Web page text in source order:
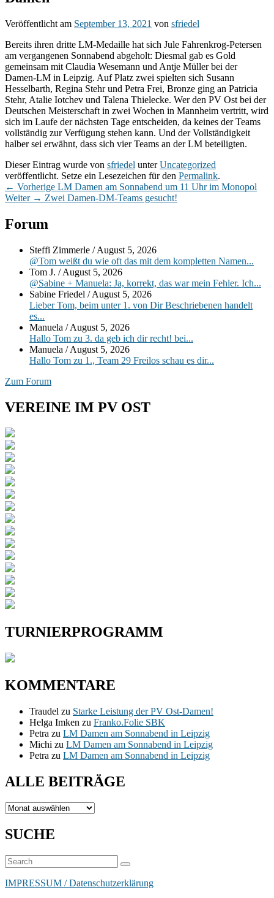
Veröffentlicht am September 13, 2021 von sfriedel
Bereits ihren dritte LM-Medaille hat sich Jule Fahrenkrog-Petersen
am vergangenen Sonnabend abgeholt: Diesmal gab es Gold
gemeinsam mit Claudia Wesemann und Antje Müller bei der
Damen-LM in Leipzig. Auf Platz zwei spielten sich Susann
Hesselbarth, Regina Stehr und Petra Frei, Bronze ging an Patricia
Stehr, Atalie Iotchev und Talena Thielecke. Wer den PV Ost bei der
Deutschen Meisterschaft in zwei Wochen in Mannheim vertritt, wird
sich im Laufe der nächsten Tage entscheiden, da keines der Teams
vollständig zur Verfügung stehen kann. Und der Vollständigkeit
halber sei erwähnt, dass sich vier Teams an der LM beteiligten.
Dieser Eintrag wurde von sfriedel unterUncategorized
veröffentlicht. Setze ein Lesezeichen für den Permalink.
Beitragsnavigation
← Vorherige Vorheriger
Beitrag:
LM Damen am Sonnabend um 11 Uhr im Monopol
Weiter → Nächster
Zwei Damen-DM-Teams gesucht!
Primärer
Widgetbereich
Forum
Steffi Zimmerle /August 5, 2026
@Tom weißt du wie oft das mit dem kompletten Namen...
Tom J. /August 5, 2026
@Sabine + Manuela: Ja, korrekt, das war mein Fehler. Ich...
Sabine Friedel /August 5, 2026
Lieber Tom, beim unter 1. von Dir Beschriebenen handelt
es...
Manuela /August 5, 2026
Hallo Tom zu 3. da geb ich dir recht! bei...
Manuela /August 5, 2026
Hallo Tom zu 1., Team 29 Freilos schau es dir...
Zum Forum
VEREINE IM PV OST
TURNIERPROGRAMM
KOMMENTARE
Traudel zu Starke Leistung der PV Ost-Damen!
Helga Imken zu Franko.Folie SBK
Petra zu LM Damen am Sonnabend in Leipzig
Michi zu LM Damen am Sonnabend in Leipzig
Petra zu LM Damen am Sonnabend in Leipzig
ALLE BEITRÄGE
ALLE
SUCHE
Suchen
nach:
Suchen
IMPRESSUM / Datenschutzerklärung